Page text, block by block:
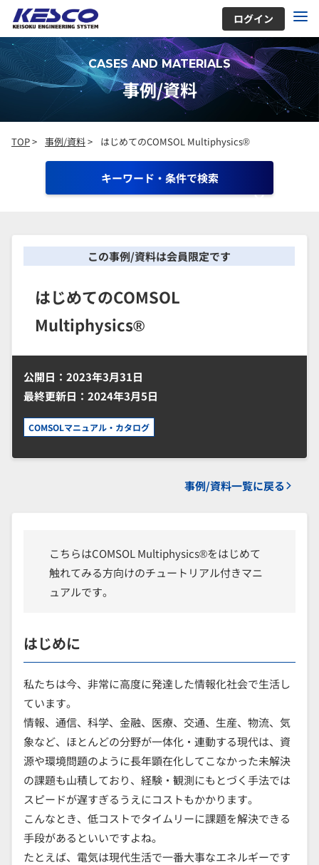
ログイン
CASES AND MATERIALS
事例/資料
TOP> 事例/資料> はじめてのCOMSOL Multiphysics®
キーワード・条件で検索
この事例/資料は会員限定です
はじめてのCOMSOL
Multiphysics®
公開日：2023年3月31日
最終更新日：2024年3月5日
COMSOLマニュアル・カタログ
事例/資料一覧に戻る
こちらはCOMSOL Multiphysics®をはじめて
触れてみる方向けのチュートリアル付きマニ
ュアルです。
はじめに
私たちは今、非常に高度に発達した情報化社会で生活し
ています。
情報、通信、科学、金融、医療、交通、生産、物流、気
象など、ほとんどの分野が一体化・連動する現代は、資
源や環境問題のように長年顕在化してこなかった未解決
の課題も山積しており、経験・観測にもとづく手法では
スピードが遅すぎるうえにコストもかかります。
こんなとき、低コストでタイムリーに課題を解決できる
手段があるといいですよね。
たとえば、電気は現代生活で一番大事なエネルギーです